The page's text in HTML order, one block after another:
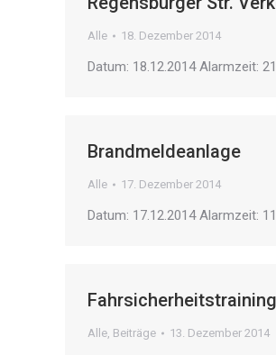
Alle 18. Dezember 2014
Datum: 18.12.2014 Alarmzeit:
Brandmeldeanlage
Alle 17. Dezember 2014
Datum: 17.12.2014 Alarmzeit:
Alle, Beiträge 13. Dezember 2014